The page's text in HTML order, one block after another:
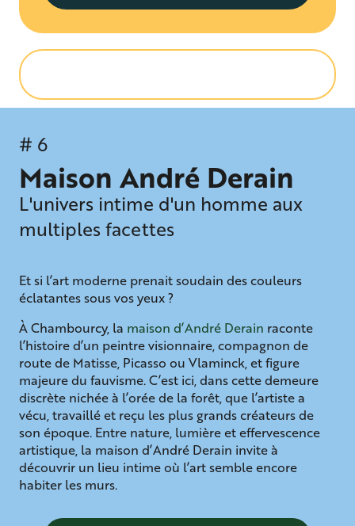
# 6
Maison André Derain
L'univers intime d'un homme aux
multiples facettes
Et si l’art moderne prenait soudain des couleurs
éclatantes sous vos yeux ?
À Chambourcy, la maison d’André Derain raconte
l’histoire d’un peintre visionnaire, compagnon de
route de Matisse, Picasso ou Vlaminck, et figure
majeure du fauvisme. C’est ici, dans cette demeure
discrète nichée à l’orée de la forêt, que l’artiste a
vécu, travaillé et reçu les plus grands créateurs de
son époque. Entre nature, lumière et effervescence
artistique, la maison d’André Derain invite à
découvrir un lieu intime où l’art semble encore
habiter les murs.